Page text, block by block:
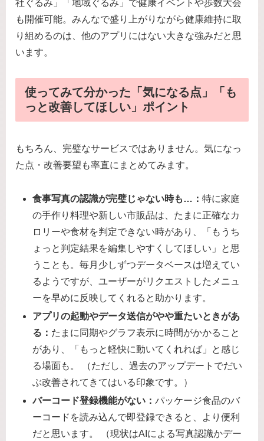
社ぐるみ」「地域ぐるみ」で健康イベントや歩数大会
も開催可能。みんなで盛り上がりながら健康維持に取
り組めるのは、他のアプリにはない大きな強みだと思
います。
使ってみて分かった「気になる点」「も
っと改善してほしい」ポイント
もちろん、完璧なサービスではありません。気になっ
た点・改善要望も率直にまとめてみます。
食事写真の認識が完璧じゃない時も…：特に家庭
の手作り料理や新しい市販品は、たまに正確なカ
ロリーや食材を判定できない時があり、「もうち
ょっと判定結果を編集しやすくしてほしい」と思
うことも。毎月少しずつデータベースは増えてい
るようですが、ユーザーがリクエストしたメニュ
ーを早めに反映してくれると助かります。
アプリの起動やデータ送信がやや重たいときがあ
る： たまに同期やグラフ表示に時間がかかること
があり、「もっと軽快に動いてくれれば」と感じ
る場面も。 （ただし、過去のアップデートでだい
ぶ改善されてきてはいる印象です。）
バーコード登録機能がない：パッケージ食品のバ
ーコードを読み込んで即登録できると、より便利
だと思います。 （現状はAIによる写真認識かデー